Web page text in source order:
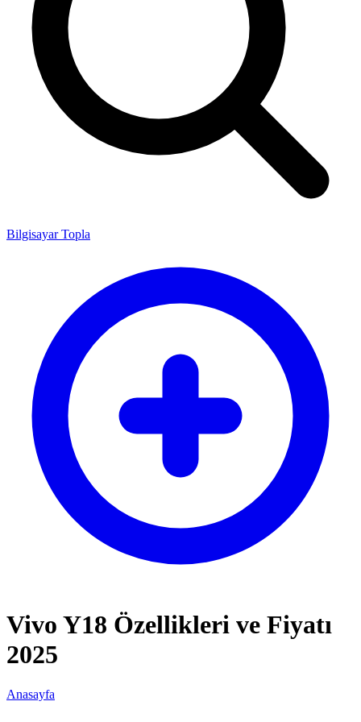
Bilgisayar Topla
Vivo Y18 Özellikleri ve Fiyatı
2025
Anasayfa